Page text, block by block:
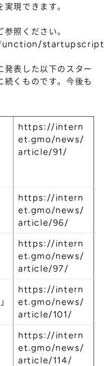
現できます。
照ください。
表した以下のスター
続くものです。今後も
https://intern
et.gmo/news/
article/91/
https://intern
et.gmo/news/
article/96/
https://intern
et.gmo/news/
article/97/
https://intern
et.gmo/news/
article/101/
https://intern
et.gmo/news/
article/114/